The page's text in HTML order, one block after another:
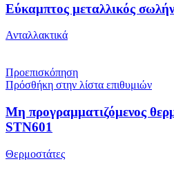
Εύκαμπτος μεταλλικός
Ανταλλακτικά
Προεπισκόπηση
Πρόσθήκη στην λίστα επιθυμιών
Μη προγραμματιζόμενος
STN601
Θερμοστάτες